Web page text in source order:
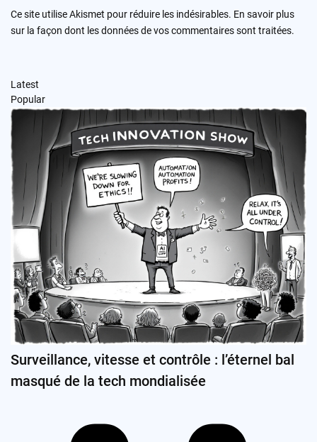
Ce site utilise Akismet pour réduire les indésirables. En savoir plus
sur la façon dont les données de vos commentaires sont traitées.
Latest
Popular
Surveillance, vitesse et contrôle : l’éternel bal
masqué de la tech mondialisée